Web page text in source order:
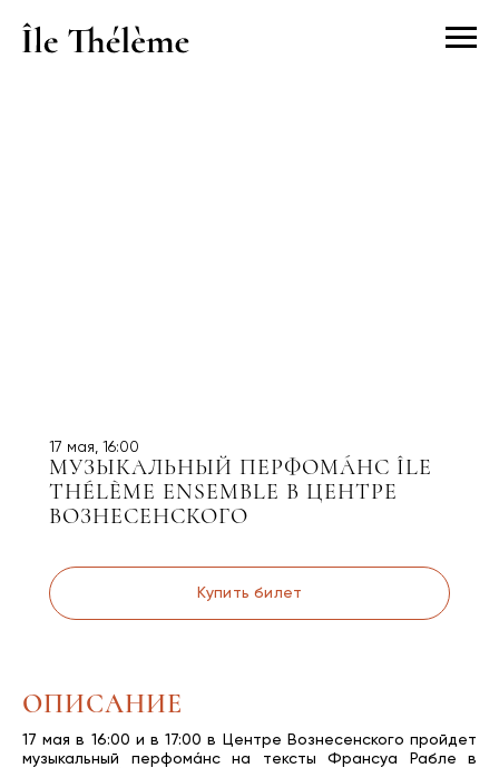
Купить билет
17 мая, 16:00
МУЗЫКАЛЬНЫЙ ПЕРФОМÁНС ÎLE
THÉLÈME ENSEMBLE В ЦЕНТРЕ
ВОЗНЕСЕНСКОГО
ОПИСАНИЕ
17 мая в 16:00 и в 17:00 в Центре Вознесенского пройдет
музыкальный перфомáнс на тексты Франсуа Рабле в